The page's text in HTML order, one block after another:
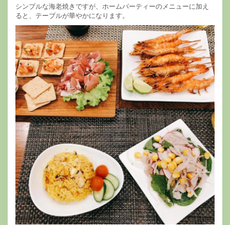
シンプルな海老焼きですが、ホームパーティーのメニューに加え
ると、テーブルが華やかになります。